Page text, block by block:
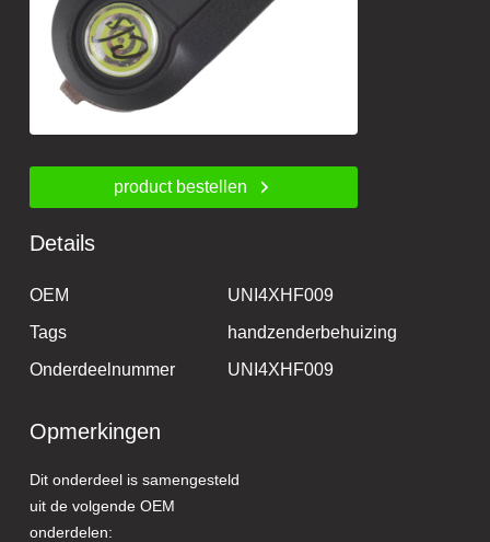
product bestellen
Details
OEM
UNI4XHF009
Tags
handzenderbehuizing
Onderdeelnummer
UNI4XHF009
Opmerkingen
Dit onderdeel is samengesteld
uit de volgende OEM
onderdelen: